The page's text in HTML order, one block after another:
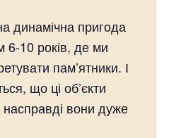
динамічна пригода
6-10 років, де ми
пам’ятники. І
що ці об’єкти
насправді вони дуже